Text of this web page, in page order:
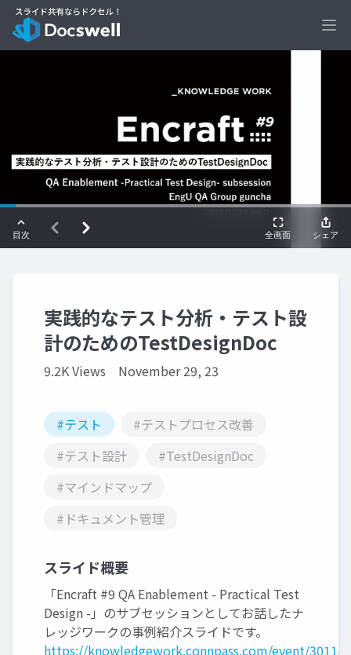
実践的なテスト分析・テスト設
計のためのTestDesignDoc
9.2K Views November 29, 23
#テスト
#テストプロセス改善
#テスト設計
#TestDesignDoc
#マインドマップ
#ドキュメント管理
スライド概要
「Encraft #9 QA Enablement - Practical Test
Design -」のサブセッションとしてお話したナ
レッジワークの事例紹介スライドです。
https://knowledgework.connpass.com/event/